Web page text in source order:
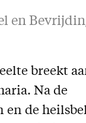
en
breekt
Na de
en de